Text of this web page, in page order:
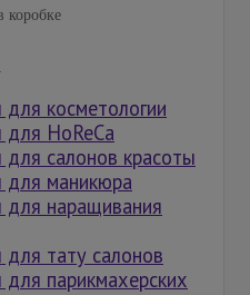
коробке
косметологии
HoReCa
салонов красоты
для маникюра
наращивания
тату салонов
парикмахерских